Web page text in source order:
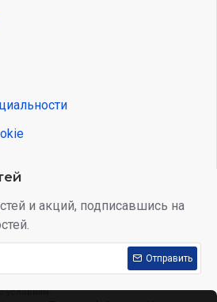
и акций, подписавшись на
Отправить
условиям: